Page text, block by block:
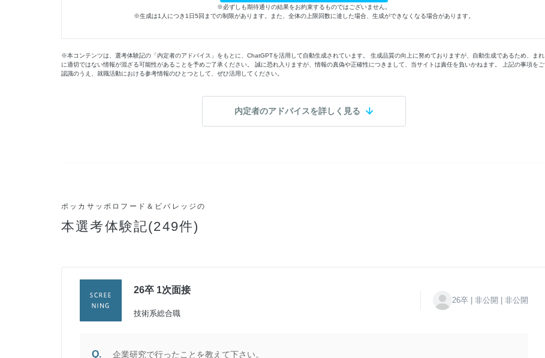
※必ずしも期待通りの結果をお約束するものではございません。
※生成は1人につき1日5回までの制限があります。また、全体の上限回数に達した場合、生成ができなくなる場合があります。
※本コンテンツは、選考体験記の「内定者のアドバイス」をもとに、ChatGPTを活用して自動生成されています。 生成品質の向上に努めておりますが、自動生成であるため、まれ
に適切ではない情報が混ざる可能性があることを予めご了承ください。 誠に恐れ入りますが、情報の真偽や正確性につきまして、当サイトは責任を負いかねます。 上記の事項をご
認識のうえ、就職活動における参考情報のひとつとして、ぜひ活用してください。
内定者のアドバイスを詳しく見る
ポッカサッポロフード＆ビバレッジの
本選考体験記(249件)
26卒 1次面接
技術系総合職
26卒 | 非公開 | 非公開
Q. 企業研究で行ったことを教えて下さい。